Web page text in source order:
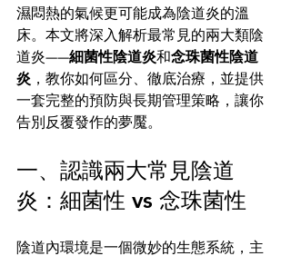
濕悶熱的氣候更可能成為陰道炎的溫
床。本文將深入解析最常見的兩大類陰
道炎——細菌性陰道炎和念珠菌性陰道
炎 ，教你如何區分、徹底治療，並提供
一套完整的預防與長期管理策略，讓你
告別反覆發作的夢魘。
一、認識兩大常見陰道
炎：細菌性 vs 念珠菌性
陰道內環境是一個微妙的生態系統，主